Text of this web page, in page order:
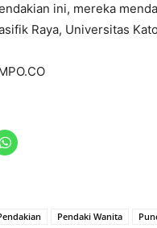
ini, mereka
Raya, Universitas
Pendaki Wanita